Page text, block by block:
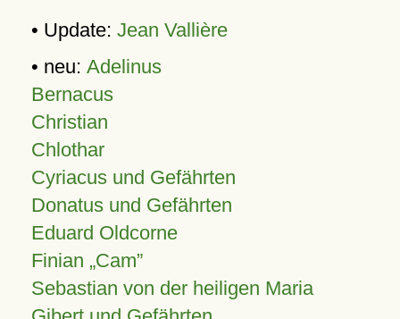
• Update: Jean Vallière
• neu: Adelinus
Bernacus
Christian
Chlothar
Cyriacus und Gefährten
Donatus und Gefährten
Eduard Oldcorne
Finian Cam
Sebastian von der heiligen Maria